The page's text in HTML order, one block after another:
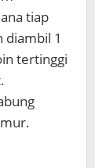
tiap
diambil 1
tertinggi